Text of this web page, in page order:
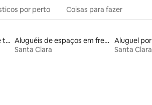
por perto Coisas para fazer
Aluguel por temporada de townhouses
Aluguéis de espaços em frente à praia
Santa Clara
Santa Clara